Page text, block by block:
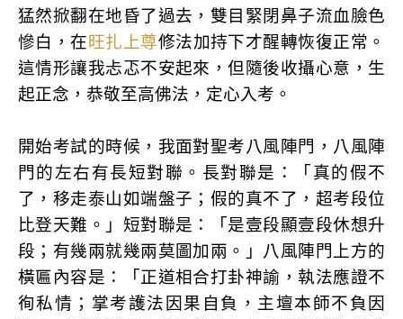
猛然掀翻在地昏了過去，雙目緊閉鼻子流血臉色
慘白，在旺扎上尊修法加持下才醒轉恢復正常。
這情形讓我忐忑不安起來，但隨後收攝心意，生
起正念，恭敬至高佛法，定心入考。
開始考試的時候，我面對聖考八風陣門，八風陣
門的左右有長短對聯。長對聯是：「真的假不
了，移走泰山如端盤子；假的真不了，超考段位
比登天難。」短對聯是：「是壹段顯壹段休想升
段；有幾兩就幾兩莫圖加兩。」八風陣門上方的
橫匾內容是：「正道相合打卦神諭，執法應證不
徇私情；掌考護法因果自負，主壇本師不負因